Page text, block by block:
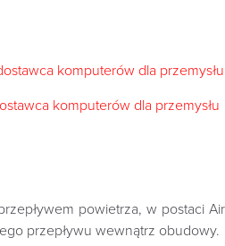
komputerów dla przemysłu
komputerów dla przemysłu
powietrza, w postaci
przepływu wewnątrz obudowy.